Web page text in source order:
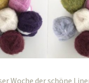
Woche der schöne